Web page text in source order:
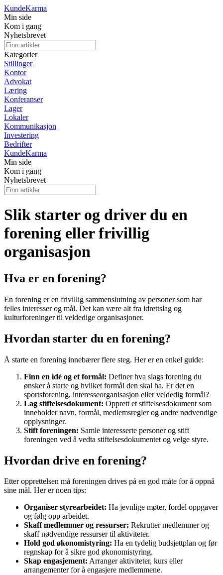
KundeKarma
Min side
Kom i gang
Nyhetsbrevet
Kategorier
Stillinger
Kontor
Advokat
Læring
Konferanser
Lager
Lokaler
Kommunikasjon
Investering
Bedrifter
KundeKarma
Min side
Kom i gang
Nyhetsbrevet
Slik starter og driver du en
forening eller frivillig
organisasjon
Hva er en forening?
En forening er en frivillig sammenslutning av personer som har
felles interesser og mål. Det kan være alt fra idrettslag og
kulturforeninger til veldedige organisasjoner.
Hvordan starter du en forening?
Å starte en forening innebærer flere steg. Her er en enkel guide:
Finn en idé og et formål: Definer hva slags forening du
ønsker å starte og hvilket formål den skal ha. Er det en
sportsforening, interesseorganisasjon eller veldedig formål?
Lag stiftelsesdokument: Opprett et stiftelsesdokument som
inneholder navn, formål, medlemsregler og andre nødvendige
opplysninger.
Stift foreningen: Samle interesserte personer og stift
foreningen ved å vedta stiftelsesdokumentet og velge styre.
Hvordan drive en forening?
Etter opprettelsen må foreningen drives på en god måte for å oppnå
sine mål. Her er noen tips:
Organiser styrearbeidet: Ha jevnlige møter, fordel oppgaver
og følg opp arbeidet.
Skaff medlemmer og ressurser: Rekrutter medlemmer og
skaff nødvendige ressurser til aktiviteter.
Hold god økonomistyring: Ha en tydelig budsjettplan og før
regnskap for å sikre god økonomistyring.
Skap engasjement: Arranger aktiviteter, kurs eller
arrangementer for å engasjere medlemmene.